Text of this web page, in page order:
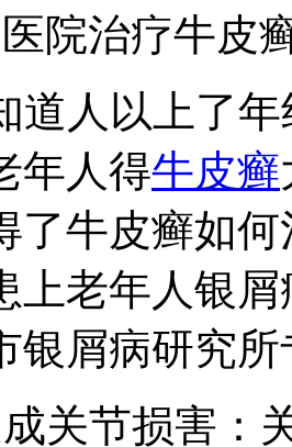
医院治疗牛皮
人以上了年
年人得牛皮癣
了牛皮癣如
上老年人银
银屑病研究
关节损害：